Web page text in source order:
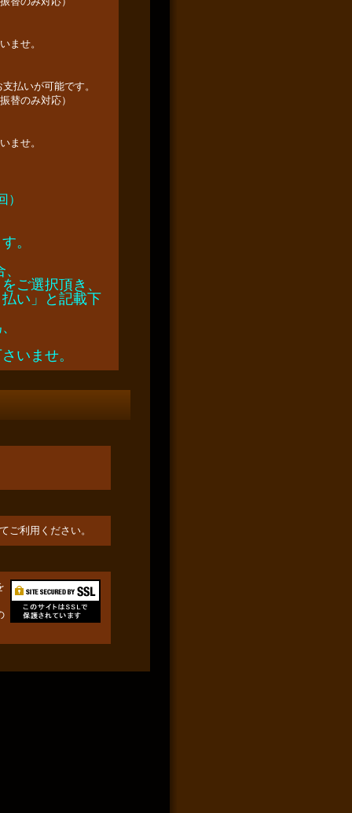
ませ。
払いが可能です。
替のみ対応）
ませ。
）
。
ご選択頂き、
い」と記載下
いませ。
ご利用ください。